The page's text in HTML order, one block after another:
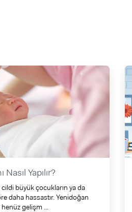
Yapılır?
büyük çocukların ya da
daha hassastır. Yenidoğan
gelişm ...